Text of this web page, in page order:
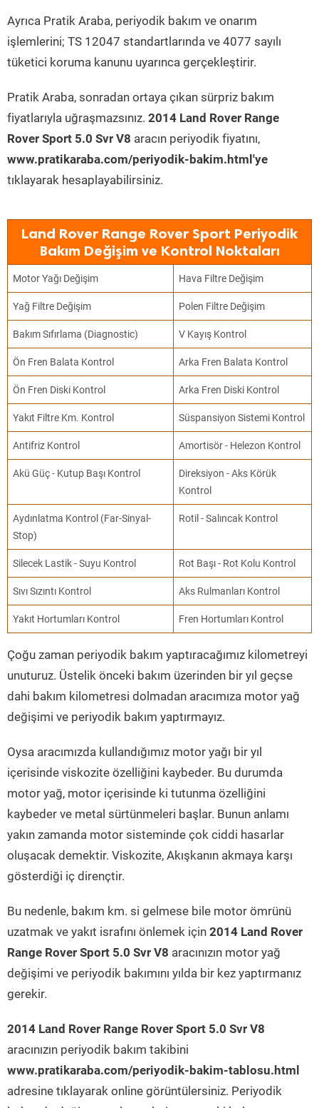
Ayrıca Pratik Araba, periyodik bakım ve onarım
işlemlerini; TS 12047 standartlarında ve 4077 sayılı
tüketici koruma kanunu uyarınca gerçekleştirir.
Pratik Araba, sonradan ortaya çıkan sürpriz bakım
fiyatlarıyla uğraşmazsınız. 2014 Land Rover Range
Rover Sport 5.0 Svr V8 aracın periyodik fiyatını,
www.pratikaraba.com/periyodik-bakim.html'ye
tıklayarak hesaplayabilirsiniz.
Land Rover Range Rover Sport Periyodik
Bakım Değişim ve Kontrol Noktaları
Motor Yağı Değişim Hava Filtre Değişim
Yağ Filtre Değişim Polen Filtre Değişim
Bakım Sıfırlama (Diagnostic) V Kayış Kontrol
Ön Fren Balata Kontrol Arka Fren Balata Kontrol
Ön Fren Diski Kontrol Arka Fren Diski Kontrol
Yakıt Filtre Km. Kontrol Süspansiyon Sistemi Kontrol
Antifriz Kontrol Amortisör - Helezon Kontrol
Akü Güç - Kutup Başı Kontrol
Direksiyon - Aks Körük
Kontrol
Aydınlatma Kontrol (Far-Sinyal-
Stop)
Rotil - Salıncak Kontrol
Silecek Lastik - Suyu Kontrol Rot Başı - Rot Kolu Kontrol
Sıvı Sızıntı Kontrol Aks Rulmanları Kontrol
Yakıt Hortumları Kontrol Fren Hortumları Kontrol
Çoğu zaman periyodik bakım yaptıracağımız kilometreyi
unuturuz. Üstelik önceki bakım üzerinden bir yıl geçse
dahi bakım kilometresi dolmadan aracımıza motor yağ
değişimi ve periyodik bakım yaptırmayız.
Oysa aracımızda kullandığımız motor yağı bir yıl
içerisinde viskozite özelliğini kaybeder. Bu durumda
motor yağ, motor içerisinde ki tutunma özelliğini
kaybeder ve metal sürtünmeleri başlar. Bunun anlamı
yakın zamanda motor sisteminde çok ciddi hasarlar
oluşacak demektir. Viskozite, Akışkanın akmaya karşı
gösterdiği iç dirençtir.
Bu nedenle, bakım km. si gelmese bile motor ömrünü
uzatmak ve yakıt israfını önlemek için 2014 Land Rover
Range Rover Sport 5.0 Svr V8 aracınızın motor yağ
değişimi ve periyodik bakımını yılda bir kez yaptırmanız
gerekir.
2014 Land Rover Range Rover Sport 5.0 Svr V8
aracınızın periyodik bakım takibini
www.pratikaraba.com/periyodik-bakim-tablosu.html
adresine tıklayarak online görüntülersiniz. Periyodik